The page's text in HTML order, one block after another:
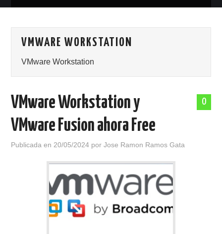
ACERCA DE
POLÍTICA DE PRIVACIDAD
VMWARE WORKSTATION
VMware Workstation
0
VMware Workstation y
VMware Fusion ahora Free
Publicada en 20/05/2024 porJose Ramon Ramos Gata